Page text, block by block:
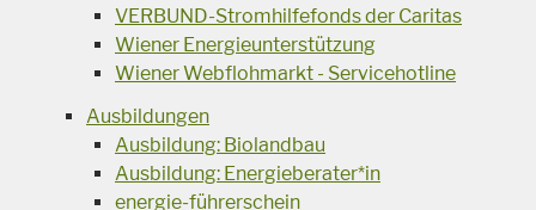
VERBUND-Stromhilfefonds der Caritas
Wiener Energieunterstützung
Wiener Webflohmarkt - Servicehotline
Ausbildungen
Ausbildung: Biolandbau
Ausbildung: Energieberater*in
energie-führerschein